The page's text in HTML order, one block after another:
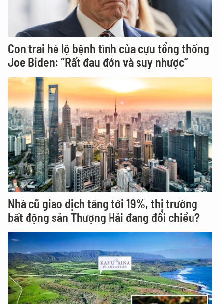
Con trai hé lộ bệnh tình của cựu tổng thống
Joe Biden: “Rất đau đớn và suy nhược”
Nhà cũ giao dịch tăng tới 19%, thị trường
bất động sản Thượng Hải đang đổi chiều?